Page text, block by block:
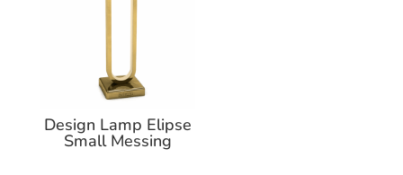
Design Lamp Elipse
Small Messing